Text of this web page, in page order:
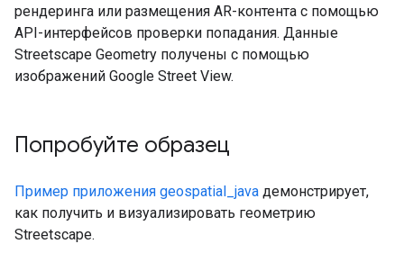
рендеринга или размещения AR-контента с помощью
API-интерфейсов проверки попадания. Данные
Streetscape Geometry получены с помощью
изображений Google Street View.
Попробуйте образец
Пример приложения geospatial_java демонстрирует,
как получить и визуализировать геометрию
Streetscape.